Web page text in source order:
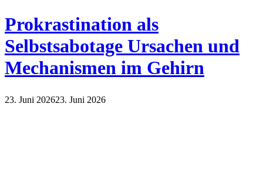
Prokrastination als
Selbstsabotage Ursachen und
Mechanismen im Gehirn
23. Juni 202623. Juni 2026